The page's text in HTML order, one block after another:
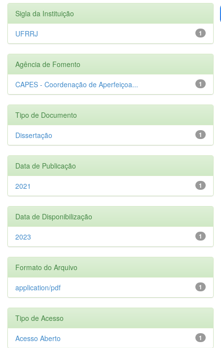
Sigla da Instituição
1
UFRRJ
Agência de Fomento
1
CAPES - Coordenação de Aperfeiçoa...
Tipo de Documento
1
Dissertação
Data de Publicação
1
2021
Data de Disponibilização
1
2023
Formato do Arquivo
1
application/pdf
Tipo de Acesso
1
Acesso Aberto